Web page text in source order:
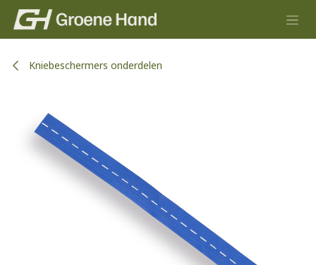
Overslaan naar inhoud
Kniebeschermers onderdelen